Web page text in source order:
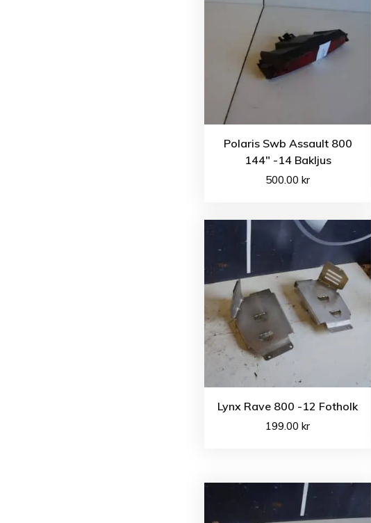
Polaris Swb Assault 800
144″ -14 Bakljus
500.00kr
Lynx Rave 800 -12 Fotholk
199.00kr